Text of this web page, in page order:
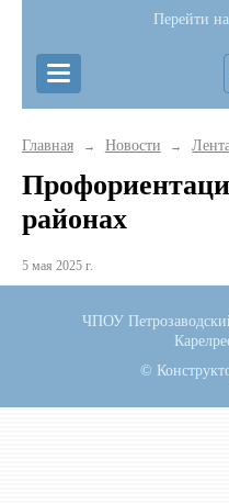
Перейти
Главная → Новости →
районах
5 мая 2025 г.
ЧПОУ
©